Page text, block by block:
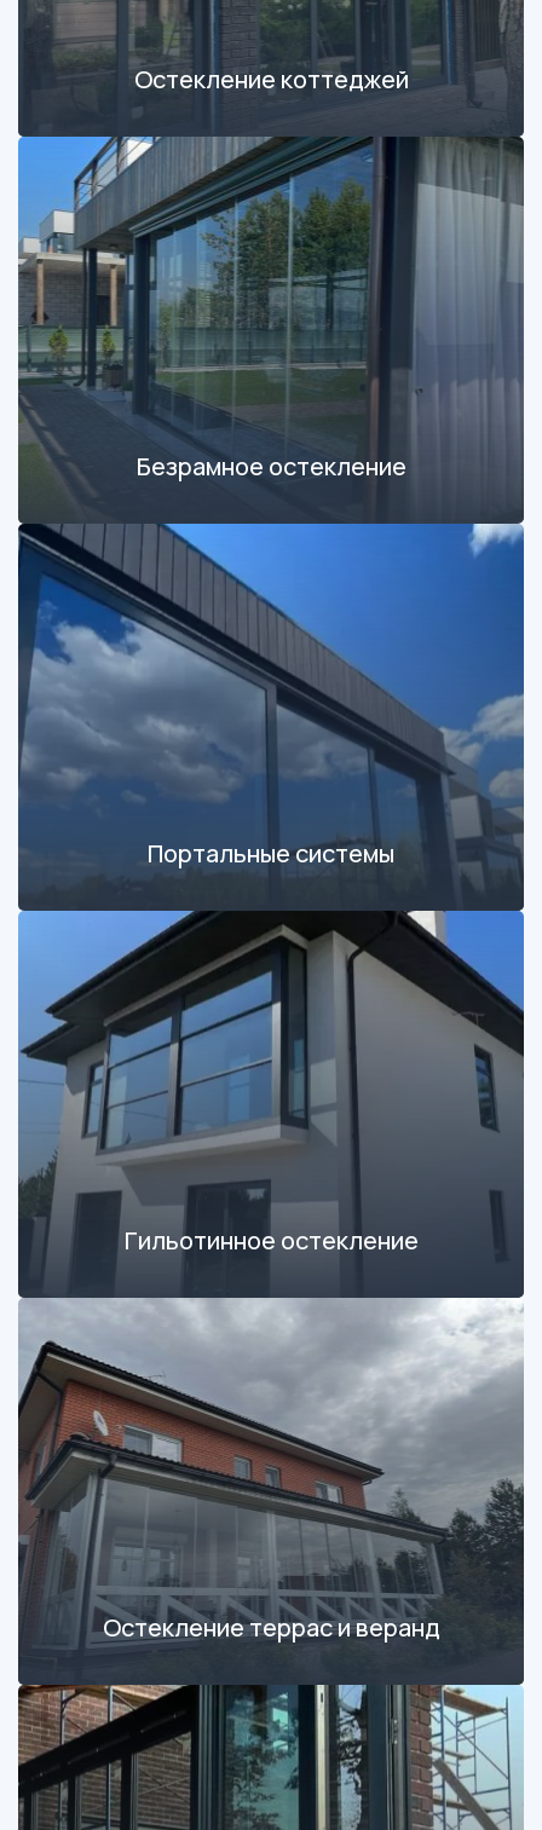
Остекление коттеджей
Безрамное остекление
Портальные системы
Гильотинное остекление
Остекление террас и веранд